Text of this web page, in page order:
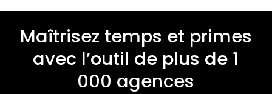
Maîtrisez temps et primes
avec l’outil de plus de 1
000 agences